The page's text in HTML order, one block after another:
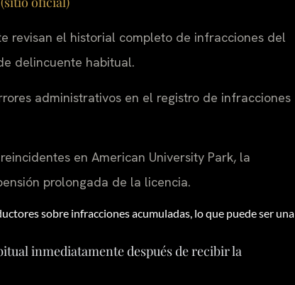
revisan el historial completo de infracciones del
delincuente habitual.
administrativos en el registro de infracciones
en American University Park, la
prolongada de la licencia.
sobre infracciones acumuladas, lo que puede ser una
inmediatamente después de recibir la